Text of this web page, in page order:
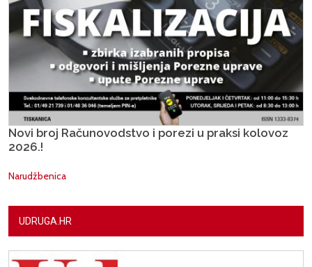
Novi broj Računovodstvo i porezi u praksi kolovoz
2026.!
Narudžbenica
UDRUGA.HR